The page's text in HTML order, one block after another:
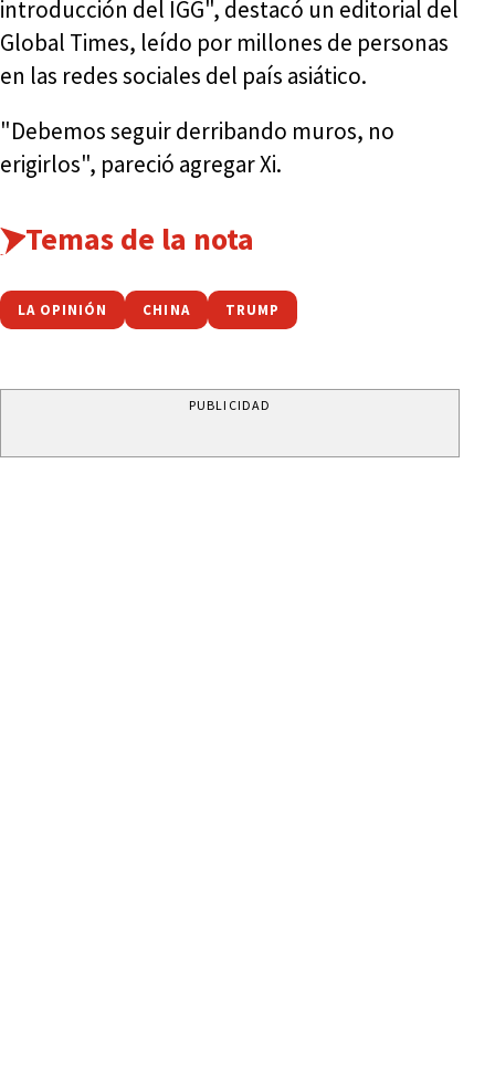
introducción del IGG", destacó un editorial del
Global Times, leído por millones de personas
en las redes sociales del país asiático.
"Debemos seguir derribando muros, no
erigirlos", pareció agregar Xi.
Temas de la nota
LA OPINIÓN CHINA TRUMP
PUBLICIDAD